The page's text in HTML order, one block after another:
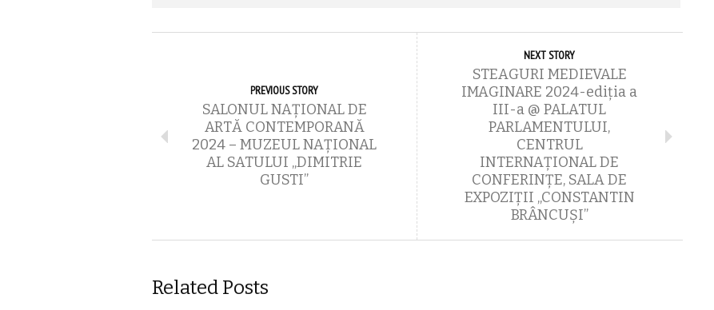
PREVIOUS STORY
SALONUL NAŢIONAL DE
ARTĂ CONTEMPORANĂ
2024 – MUZEUL NAŢIONAL
AL SATULUI „DIMITRIE
GUSTI”
NEXT STORY
STEAGURI MEDIEVALE
IMAGINARE 2024-ediţia a
III-a @ PALATUL
PARLAMENTULUI,
CENTRUL
INTERNAŢIONAL DE
CONFERINŢE, SALA DE
EXPOZIŢII ,,CONSTANTIN
BRÂNCUŞI”
Related Posts